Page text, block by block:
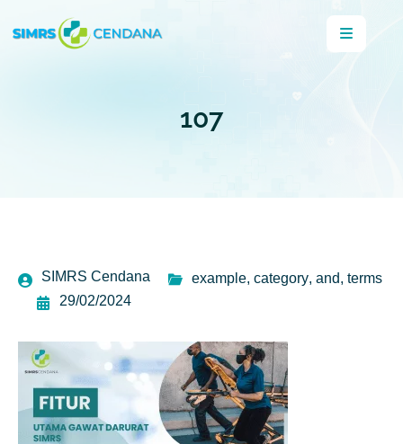
107
SIMRS Cendana example, category, and, terms
29/02/2024